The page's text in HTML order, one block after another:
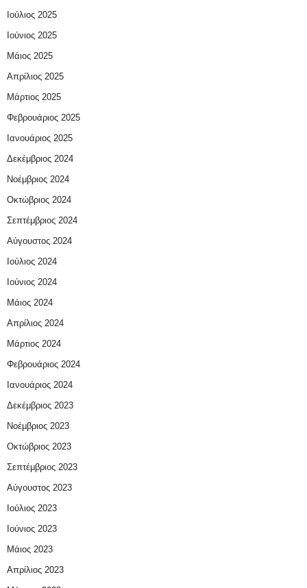
Ιούλιος 2025
Ιούνιος 2025
Μάιος 2025
Απρίλιος 2025
Μάρτιος 2025
Φεβρουάριος 2025
Ιανουάριος 2025
Δεκέμβριος 2024
Νοέμβριος 2024
Οκτώβριος 2024
Σεπτέμβριος 2024
Αύγουστος 2024
Ιούλιος 2024
Ιούνιος 2024
Μάιος 2024
Απρίλιος 2024
Μάρτιος 2024
Φεβρουάριος 2024
Ιανουάριος 2024
Δεκέμβριος 2023
Νοέμβριος 2023
Οκτώβριος 2023
Σεπτέμβριος 2023
Αύγουστος 2023
Ιούλιος 2023
Ιούνιος 2023
Μάιος 2023
Απρίλιος 2023